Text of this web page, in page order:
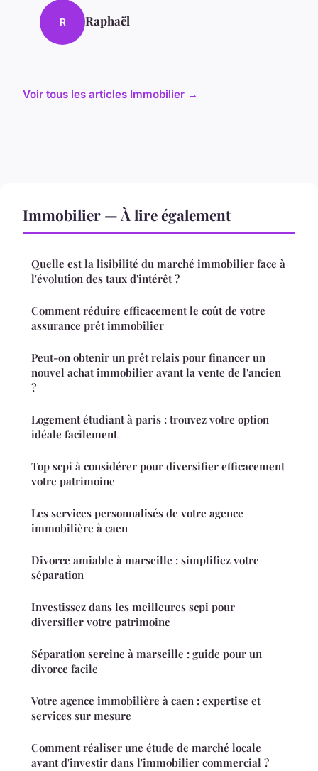
R Raphaël
Voir tous les articles Immobilier →
Immobilier — À lire également
Quelle est la lisibilité du marché immobilier face à
l'évolution des taux d'intérêt ?
Comment réduire efficacement le coût de votre
assurance prêt immobilier
Peut-on obtenir un prêt relais pour financer un
nouvel achat immobilier avant la vente de l'ancien
?
Logement étudiant à paris : trouvez votre option
idéale facilement
Top scpi à considérer pour diversifier efficacement
votre patrimoine
Les services personnalisés de votre agence
immobilière à caen
Divorce amiable à marseille : simplifiez votre
séparation
Investissez dans les meilleures scpi pour
diversifier votre patrimoine
Séparation sereine à marseille : guide pour un
divorce facile
Votre agence immobilière à caen : expertise et
services sur mesure
Comment réaliser une étude de marché locale
avant d'investir dans l'immobilier commercial ?